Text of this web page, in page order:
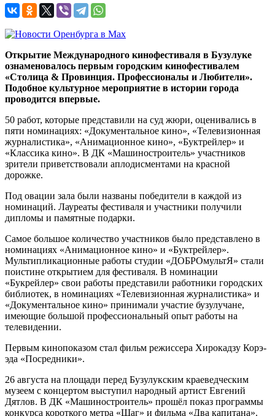
Открытие Международного кинофестиваля в Бузулуке
ознаменовалось первым городским кинофестивалем
«Столица & Провинция. Профессионалы и Любители».
Подобное культурное мероприятие в истории города
проводится впервые.
50 работ, которые представили на суд жюри, оценивались в
пяти номинациях: «Документальное кино», «Телевизионная
журналистика», «Анимационное кино», «Буктрейлер» и
«Классика кино». В ДК «Машиностроитель» участников
зрители приветствовали аплодисментами на красной
дорожке.
Под овации зала были названы победители в каждой из
номинаций. Лауреаты фестиваля и участники получили
дипломы и памятные подарки.
Самое большое количество участников было представлено в
номинациях «Анимационное кино» и «Буктрейлер».
Мультипликационные работы студии «ДОБРОмультЯ» стали
поистине открытием для фестиваля. В номинации
«Букрейлер» свои работы представили работники городских
библиотек, в номинациях «Телевизионная журналистика» и
«Документальное кино» принимали участие бузулучане,
имеющие большой профессиональный опыт работы на
телевидении.
Первым кинопоказом стал фильм режиссера Хирокадзу Корэ-
эда «Посредники».
26 августа на площади перед Бузулукским краеведческим
музеем с концертом выступил народный артист Евгений
Дятлов. В ДК «Машиностроитель» прошёл показ программы
конкурса короткого метра «Шаг» и фильма «Два капитана».